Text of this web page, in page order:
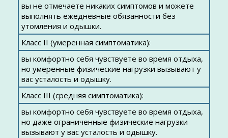
вы не отмечаете никаких симптомов и можете
выполнять ежедневные обязанности без
утомления и одышки.
Класс II (умеренная симптоматика):
вы комфортно себя чувствуете во время отдыха,
но умеренные физические нагрузки вызывают у
вас усталость и одышку.
Класс III (средняя симптоматика):
вы комфортно себя чувствуете во время отдыха,
но даже ограниченные физические нагрузки
вызывают у вас усталость и одышку.